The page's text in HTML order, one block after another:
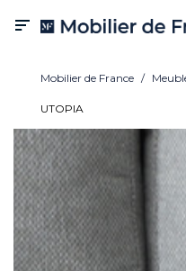
Mobilier de France
UTOPIA